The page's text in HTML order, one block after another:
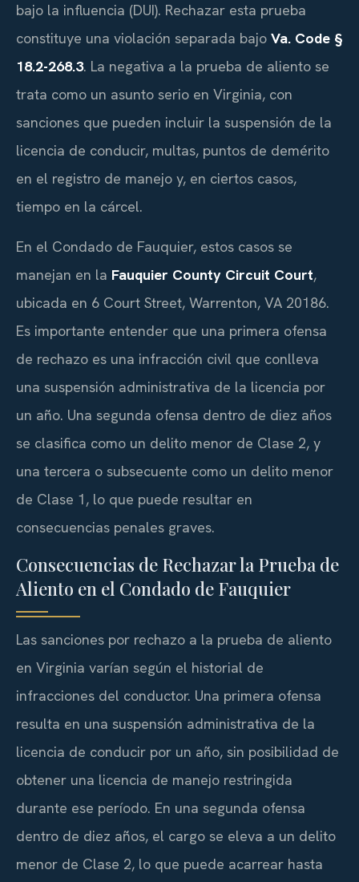
bajo la influencia (DUI). Rechazar esta prueba
constituye una violación separada bajo Va. Code §
18.2-268.3. La negativa a la prueba de aliento se
trata como un asunto serio en Virginia, con
sanciones que pueden incluir la suspensión de la
licencia de conducir, multas, puntos de demérito
en el registro de manejo y, en ciertos casos,
tiempo en la cárcel.
En el Condado de Fauquier, estos casos se
manejan en la Fauquier County Circuit Court,
ubicada en 6 Court Street, Warrenton, VA 20186.
Es importante entender que una primera ofensa
de rechazo es una infracción civil que conlleva
una suspensión administrativa de la licencia por
un año. Una segunda ofensa dentro de diez años
se clasifica como un delito menor de Clase 2, y
una tercera o subsecuente como un delito menor
de Clase 1, lo que puede resultar en
consecuencias penales graves.
Consecuencias de Rechazar la Prueba de
Aliento en el Condado de Fauquier
Las sanciones por rechazo a la prueba de aliento
en Virginia varían según el historial de
infracciones del conductor. Una primera ofensa
resulta en una suspensión administrativa de la
licencia de conducir por un año, sin posibilidad de
obtener una licencia de manejo restringida
durante ese período. En una segunda ofensa
dentro de diez años, el cargo se eleva a un delito
menor de Clase 2, lo que puede acarrear hasta